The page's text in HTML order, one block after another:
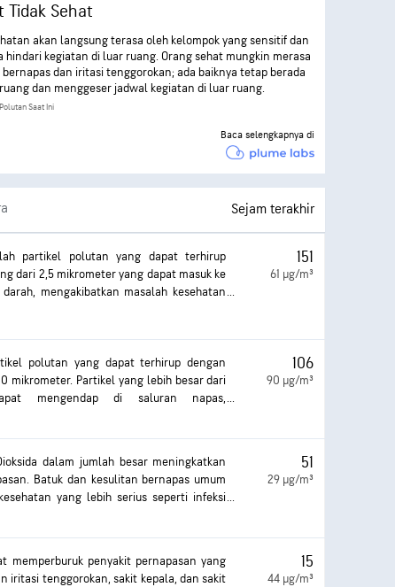
Tidak Sehat
akan langsung terasa oleh kelompok yang sensitif dan
hindari kegiatan di luar ruang. Orang sehat mungkin merasa
dan iritasi tenggorokan; ada baiknya tetap berada
dan menggeser jadwal kegiatan di luar ruang.
Saat Ini
Baca selengkapnya di
Sejam terakhir
partikel polutan yang dapat terhirup
dari 2,5 mikrometer yang dapat masuk ke
mengakibatkan masalah kesehatan
adalah pada paru-paru dan jantung.
dan berkembangnya penyakit pernapasan
151
61 µg/m³
polutan yang dapat terhirup dengan
mikrometer. Partikel yang lebih besar dari
mengendap di saluran napas,
kesehatan. Keterpaparan dapat
efek kesehatan yang lebih serius.
106
90 µg/m³
dalam jumlah besar meningkatkan
Batuk dan kesulitan bernapas umum
yang lebih serius seperti infeksi
dengan keterpaparan lebih lama.
51
29 µg/m³
memperburuk penyakit pernapasan yang
iritasi tenggorokan, sakit kepala, dan sakit
15
44 µg/m³